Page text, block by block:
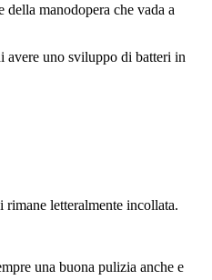
della manodopera che vada a
avere uno sviluppo di batteri in
letteralmente incollata.
una buona pulizia anche e